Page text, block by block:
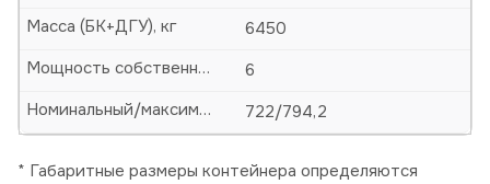
6450
Масса (БК+ДГУ), кг
6
Мощность собственных нужд, кВт
722/794,2
Номинальный/максимальный ток, А
* Габаритные размеры контейнера определяются